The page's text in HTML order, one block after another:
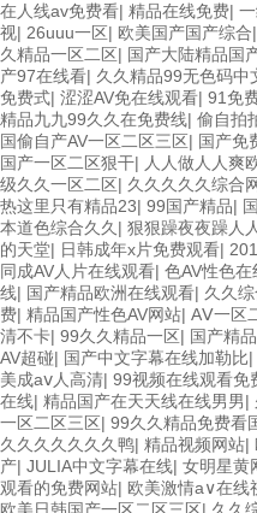
在人线av免费看| 精品在线免费|
视| 26uuu一区| 欧美国产国产综合|
久精品一区二区| 国产大陆精品国
产97在线看| 久久精品99无色码中
免费式| 涩涩AV免在线观看| 91免
精品九九99久久在免费线| 偷自拍
国偷自产AV一区二区三区| 国产免
国产一区二区狠干| 人人做人人爽
级久久一区二区| 久久久久久综合
热这里只有精品23| 99国产精品|
本道色综合久久 | 狠狠躁夜夜躁人
的天堂| 日韩成年x片免费观看|
同成AV人片在线观看| 色AV性色在
线| 国产精品欧洲在线观看| 久久
费| 精品国产性色AV网站| AⅤ一区
清不卡| 99久久精品一区| 国产精
AV超碰| 国产中文字幕在线加勒比|
美成aⅴ人高清| 99视频在线观看免
在线| 精品国产在天天线在线男男|
一区二区三区| 99久久精品免费看
久久久久久久久鸭| 精品视频网站|
产| JULIA中文字幕在线| 女明星黄
观看的免费网站| 欧美激情a∨在线